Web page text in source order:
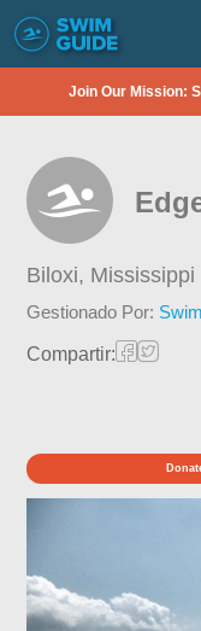
Join Our Mission:
Biloxi, Mississippi
Gestionado Por:
Compartir: